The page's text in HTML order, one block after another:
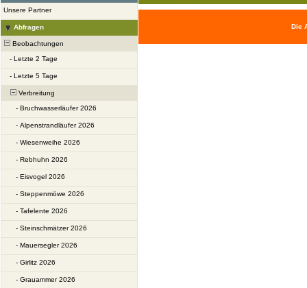
Unsere Partner
Abfragen
Beobachtungen
- Letzte 2 Tage
- Letzte 5 Tage
Verbreitung
- Bruchwasserläufer 2026
- Alpenstrandläufer 2026
- Wiesenweihe 2026
- Rebhuhn 2026
- Eisvogel 2026
- Steppenmöwe 2026
- Tafelente 2026
- Steinschmätzer 2026
- Mauersegler 2026
- Girlitz 2026
- Grauammer 2026
Die